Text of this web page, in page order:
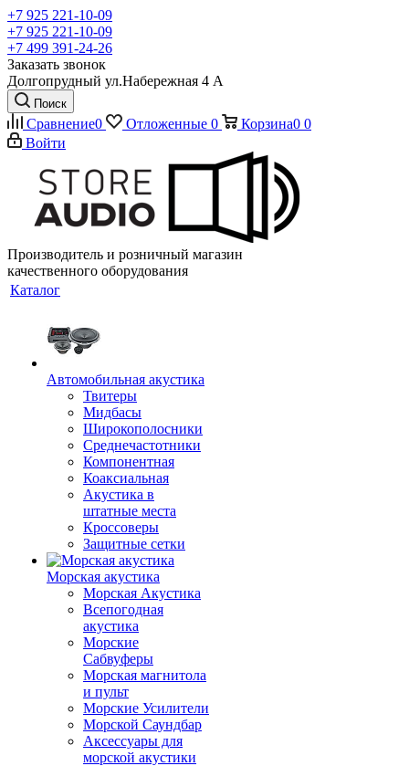
+7 925 221-10-09
+7 925 221-10-09
+7 499 391-24-26
Заказать звонок
Долгопрудный ул.Набережная 4 А
Поиск
Сравнение0 Отложенные 0 Корзина0 0
Войти
Производитель и розничный магазин
качественного оборудования
Каталог
Автомобильная акустика
Твитеры
Мидбасы
Широкополосники
Среднечастотники
Компонентная
Коаксиальная
Акустика в
штатные места
Кроссоверы
Защитные сетки
Морская акустика
Морская Акустика
Всепогодная
акустика
Морские
Сабвуферы
Морская магнитола
и пульт
Морские Усилители
Морской Cаундбар
Аксессуары для
морской акустики